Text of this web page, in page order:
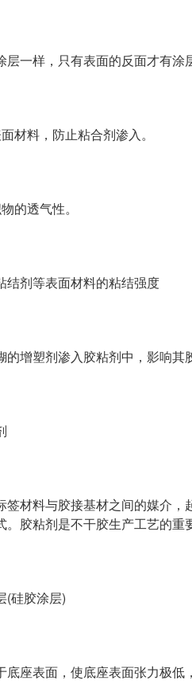
层一样，只有表面的反面才有涂
材料，防止粘合剂渗入。
的透气性。
结剂等表面材料的粘结强度
的增塑剂渗入胶粘剂中，影响其
签材料与胶接基材之间的媒介
。胶粘剂是不干胶生产工艺的重
(硅胶涂层)
底座表面，使底座表面张力极低